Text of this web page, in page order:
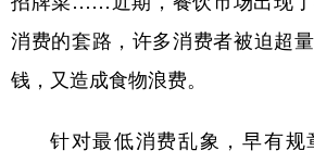
科技 科创 量子
文化 书画 健康
法律 中央文件 金融
消费的套路，许多消费者被迫超
钱，又造成食物浪费。
针对最低消费乱象，早有规